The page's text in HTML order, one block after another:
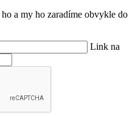
ho a my ho zaradíme obvykle do
Link na